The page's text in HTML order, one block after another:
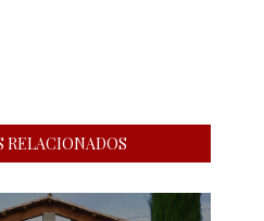
RELACIONADOS